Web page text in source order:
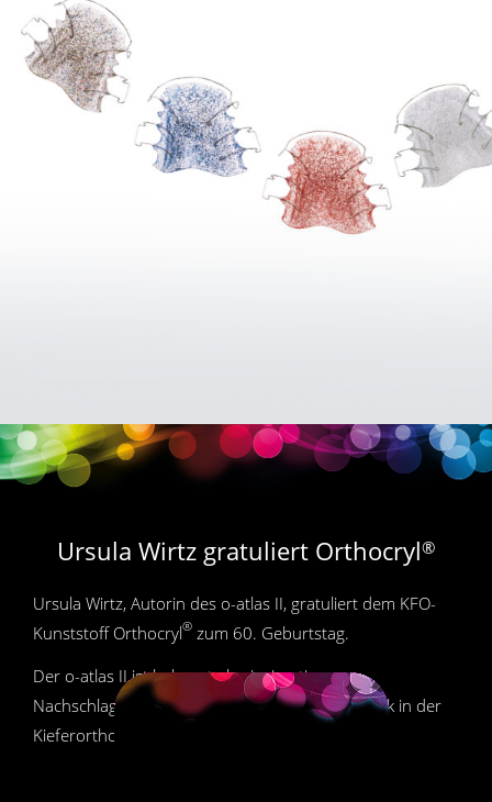
Ursula Wirtz gratuliert Orthocryl®
Ursula Wirtz, Autorin des o-atlas II, gratuliert dem KFO-
Kunststoff Orthocryl® zum 60. Geburtstag.
Der o-atlas II ist bekannt als einzigartiges
Nachschlagewerk der herausnehmbaren Technik in der
Kieferorthopädie mit mehr als 1.000 Bildern.